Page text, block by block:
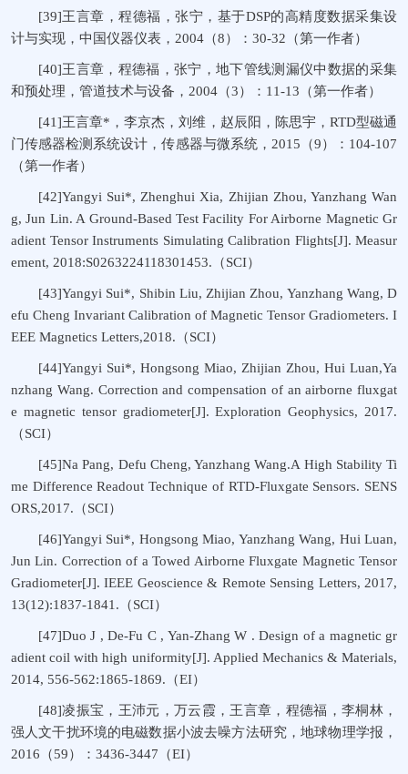
[39]王言章，程德福，张宁，基于DSP的高精度数据采集设
计与实现，中国仪器仪表，2004（8）：30-32（第一作者）
[40]王言章，程德福，张宁，地下管线测漏仪中数据的采集
和预处理，管道技术与设备，2004（3）：11-13（第一作者）
[41]王言章*，李京杰，刘维，赵辰阳，陈思宇，RTD型磁通
门传感器检测系统设计，传感器与微系统，2015（9）：104-107
（第一作者）
[42]Yangyi Sui*, Zhenghui Xia, Zhijian Zhou, Yanzhang Wan
g, Jun Lin. A Ground-Based Test Facility For Airborne Magnetic Gr
adient Tensor Instruments Simulating Calibration Flights[J]. Measur
ement, 2018:S0263224118301453.（SCI）
[43]Yangyi Sui*, Shibin Liu, Zhijian Zhou, Yanzhang Wang, D
efu Cheng Invariant Calibration of Magnetic Tensor Gradiometers. I
EEE Magnetics Letters,2018.（SCI）
[44]Yangyi Sui*, Hongsong Miao, Zhijian Zhou, Hui Luan,Ya
nzhang Wang. Correction and compensation of an airborne fluxgat
e magnetic tensor gradiometer[J]. Exploration Geophysics, 2017.
（SCI）
[45]Na Pang, Defu Cheng, Yanzhang Wang.A High Stability Ti
me Difference Readout Technique of RTD-Fluxgate Sensors. SENS
ORS,2017.（SCI）
[46]Yangyi Sui*, Hongsong Miao, Yanzhang Wang, Hui Luan,
Jun Lin. Correction of a Towed Airborne Fluxgate Magnetic Tensor
Gradiometer[J]. IEEE Geoscience & Remote Sensing Letters, 2017,
13(12):1837-1841.（SCI）
[47]Duo J , De-Fu C , Yan-Zhang W . Design of a magnetic gr
adient coil with high uniformity[J]. Applied Mechanics & Materials,
2014, 556-562:1865-1869.（EI）
[48]凌振宝，王沛元，万云霞，王言章，程德福，李桐林，
强人文干扰环境的电磁数据小波去噪方法研究，地球物理学报，
2016（59）：3436-3447（EI）